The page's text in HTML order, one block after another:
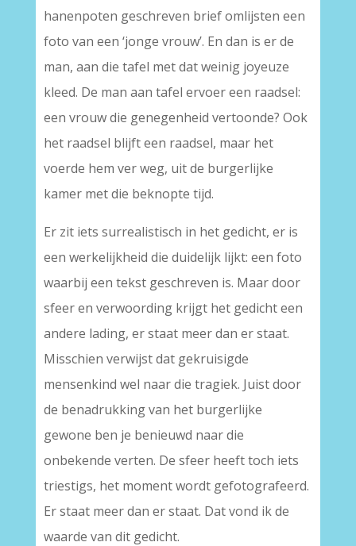
hanenpoten geschreven brief omlijsten een
foto van een ‘jonge vrouw’. En dan is er de
man, aan die tafel met dat weinig joyeuze
kleed. De man aan tafel ervoer een raadsel:
een vrouw die genegenheid vertoonde? Ook
het raadsel blijft een raadsel, maar het
voerde hem ver weg, uit de burgerlijke
kamer met die beknopte tijd.
Er zit iets surrealistisch in het gedicht, er is
een werkelijkheid die duidelijk lijkt: een foto
waarbij een tekst geschreven is. Maar door
sfeer en verwoording krijgt het gedicht een
andere lading, er staat meer dan er staat.
Misschien verwijst dat gekruisigde
mensenkind wel naar die tragiek. Juist door
de benadrukking van het burgerlijke
gewone ben je benieuwd naar die
onbekende verten. De sfeer heeft toch iets
triestigs, het moment wordt gefotografeerd.
Er staat meer dan er staat. Dat vond ik de
waarde van dit gedicht.